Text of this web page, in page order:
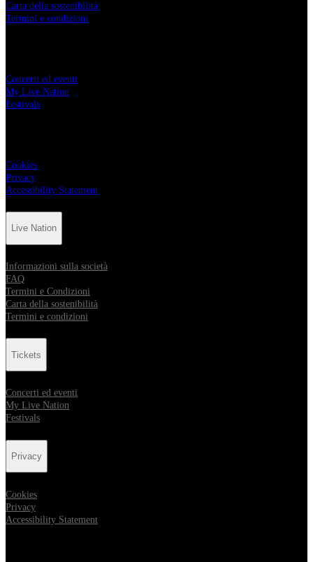
Carta della sostenibilità
Termini e condizioni
Concerti ed eventi
My Live Nation
Festivals
Cookies
Privacy
Accessibility Statement
Live Nation
Informazioni sulla società
FAQ
Termini e Condizioni
Carta della sostenibilità
Termini e condizioni
Tickets
Concerti ed eventi
My Live Nation
Festivals
Privacy
Cookies
Privacy
Accessibility Statement